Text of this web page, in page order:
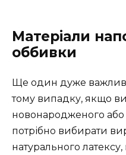
Матеріали
оббивки
Ще один дуже
тому випадку, якщо
новонародженого або
потрібно вибирати
натурального